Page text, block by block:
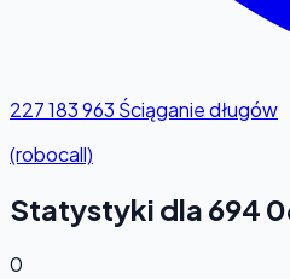
227 183 963 Ściąganie długów
(robocall)
Statystyki dla 694
0